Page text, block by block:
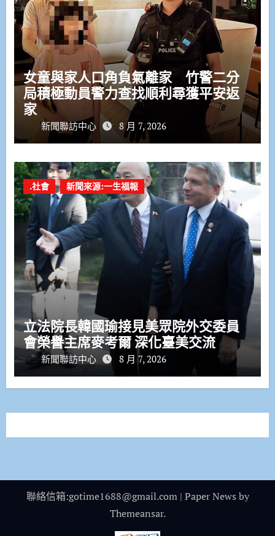
女童與家人口角負氣離家 竹警二分
局積極動員警力查找順利尋獲平安返
家
新聞聯訪中心 8 月 7, 2026
.社會 新聞來源:一生福報
立法院長韓國瑜接見美眾院外交委員
會榮譽主席麥考爾 深化臺美交流
新聞聯訪中心 8 月 7, 2026
聯絡信箱:gotime1688@gmail.com | Paper News by
Themeansar.